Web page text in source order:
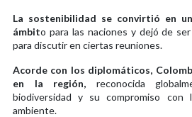
La sostenibilidad se convirtió en
ámbito para las naciones y dejó de
para discutir en ciertas reuniones.
Acorde con los diplomáticos,
en la región, reconocida
biodiversidad y su compromiso con
ambiente.